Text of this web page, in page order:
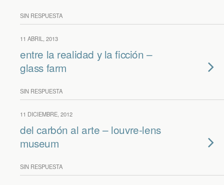
SIN RESPUESTA
11 ABRIL, 2013
entre la realidad y la ficción –
glass farm
SIN RESPUESTA
11 DICIEMBRE, 2012
del carbón al arte – louvre-lens
museum
SIN RESPUESTA